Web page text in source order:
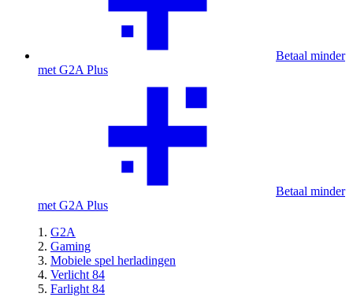
Betaal minder
met G2A Plus
Betaal minder
met G2A Plus
G2A
Gaming
Mobiele spel herladingen
Verlicht 84
Farlight 84